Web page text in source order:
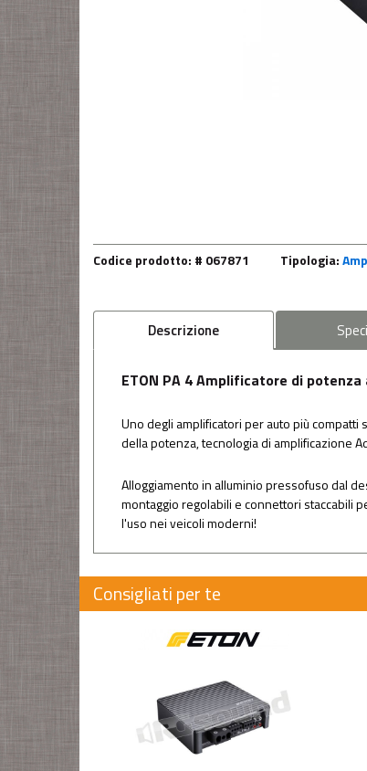
Codice prodotto: # 067871 Tipologia:
Descrizione
ETON PA 4 Amplificatore di potenza
Uno degli amplificatori per auto più compatti
della potenza, tecnologia di amplificazione
Alloggiamento in alluminio pressofuso dal
montaggio regolabili e connettori staccabili
l'uso nei veicoli moderni!
Consigliati per te